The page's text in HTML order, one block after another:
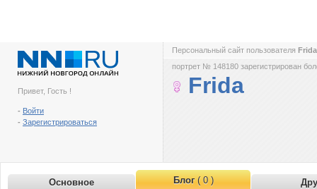
Привет, Гость !
- Войти
- Зарегистрироваться
Персональный сайт пользователя
портрет № 148180 зарегистрирован
Frida
Основное Блог( 0 )